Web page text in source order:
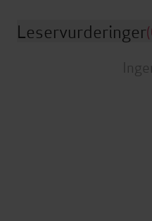
Leservurderinger